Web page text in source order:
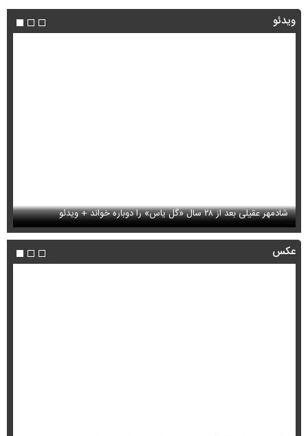
ویدئو
شادمهر عقیلی بعد از ۲۸ سال «گل یاس» را دوباره خواند + ویدئو
عکس